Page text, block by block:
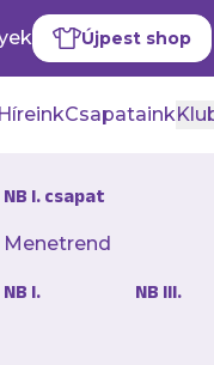
Újpest shop
HíreinkCsapataink
NB I. csapat
Menetrend
NB I. NB III.
Erős